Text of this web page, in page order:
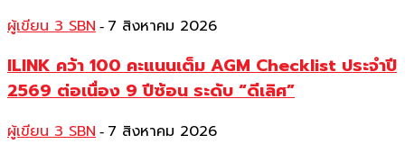
ผู้เขียน 3 SBN - 7 สิงหาคม 2026
ILINK คว้า 100 คะแนนเต็ม AGM Checklist ประจำปี
2569 ต่อเนื่อง 9 ปีซ้อน ระดับ “ดีเลิศ”
ผู้เขียน 3 SBN - 7 สิงหาคม 2026